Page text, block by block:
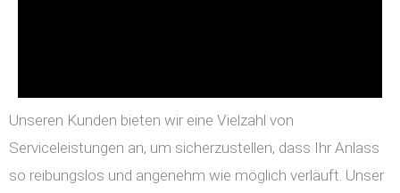
Unseren Kunden bieten wir eine Vielzahl von
Serviceleistungen an, um sicherzustellen, dass Ihr Anlass
so reibungslos und angenehm wie möglich verläuft. Unser